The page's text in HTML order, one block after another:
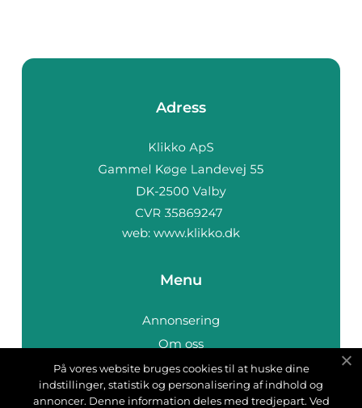
Adress
web: www.klikko.dk
Menu
Annonsering
Om oss
Cookies
Kontakta oss
På vores website bruges cookies til at huske dine
indstillinger, statistik og personalisering af indhold og
annoncer. Denne information deles med tredjepart. Ved